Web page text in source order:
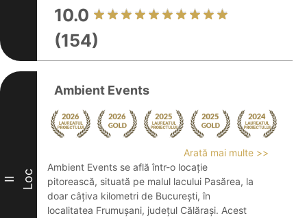
10.0
(154)
II Loc
Ambient Events
Arată mai multe >>
Ambient Events se află într-o locație
pitorească, situată pe malul lacului Pasărea, la
doar câțiva kilometri de București, în
localitatea Frumușani, județul Călărași. Acest